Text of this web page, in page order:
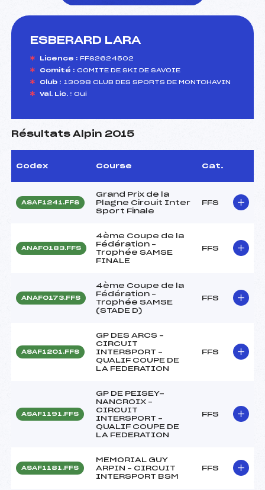
ESBERARD LARA
Licence : FFS2624502
Comité : COMITE DE SKI DE SAVOIE
Club : 13098 CLUB DES SPORTS DE MONTCHAVIN
Val. Lic. : Oui
Résultats Alpin 2015
Codex Course Cat.
ASAF1241.FFS
Grand Prix de la
Plagne Circuit Inter
Sport Finale
FFS
ANAF0183.FFS
4ème Coupe de la
Fédération –
Trophée SAMSE
FINALE
FFS
ANAF0173.FFS
4ème Coupe de la
Fédération –
Trophée SAMSE
(STADE D)
FFS
ASAF1201.FFS
GP DES ARCS –
CIRCUIT
INTERSPORT –
QUALIF COUPE DE
LA FEDERATION
FFS
ASAF1191.FFS
GP DE PEISEY-
NANCROIX –
CIRCUIT
INTERSPORT –
QUALIF COUPE DE
LA FEDERATION
FFS
ASAF1181.FFS
MEMORIAL GUY
ARPIN – CIRCUIT
INTERSPORT BSM
FFS